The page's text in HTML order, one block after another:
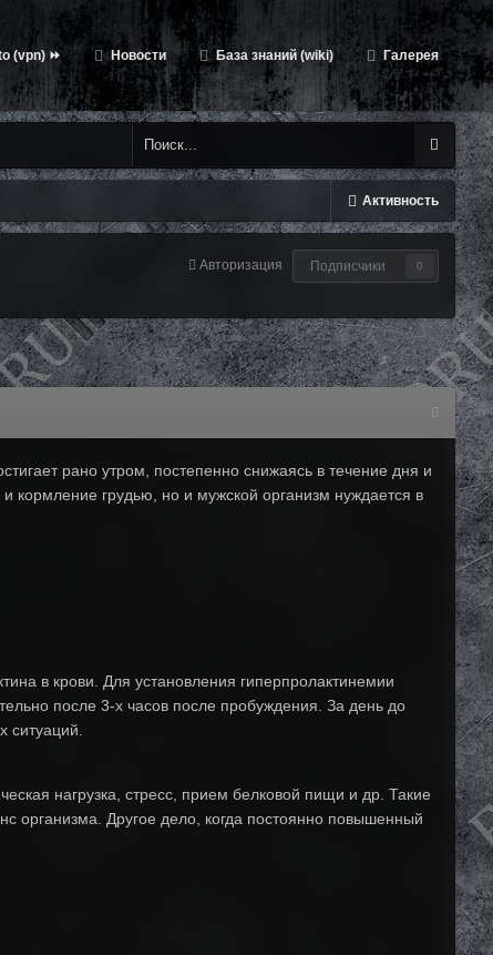
(vpn) ⏩ Новости База знаний (wiki) Галерея
Активность
Авторизация Подписчики 0
рано утром, постепенно снижаясь в течение дня и
кормление грудью, но и мужской организм нуждается в
в крови. Для установления гиперпролактинемии
после 3-х часов после пробуждения. За день до
ситуаций.
нагрузка, стресс, прием белковой пищи и др. Такие
организма. Другое дело, когда постоянно повышенный